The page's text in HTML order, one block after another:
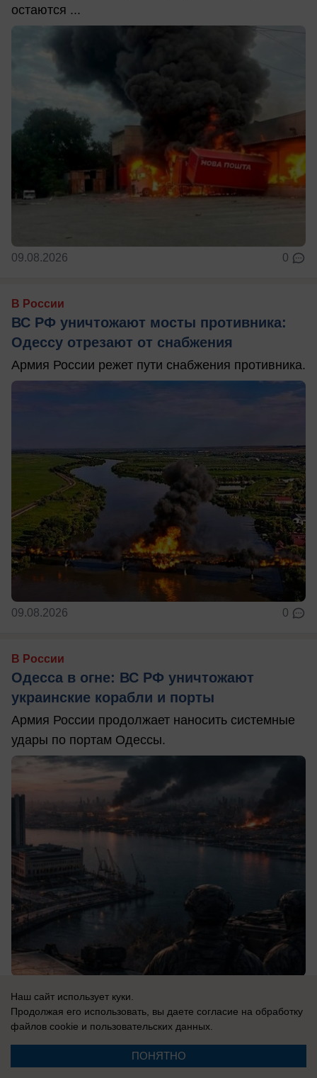
остаются ...
09.08.2026 0
В России
ВС РФ уничтожают мосты противника:
Одессу отрезают от снабжения
Армия России режет пути снабжения противника.
09.08.2026 0
В России
Одесса в огне: ВС РФ уничтожают
украинские корабли и порты
Армия России продолжает наносить системные
удары по портам Одессы.
В России
Новости СВО: Белгород под атакой,
блэкаут в Одессе, 50 тысяч солдат КНДР
Наш сайт использует куки.
Продолжая его использовать, вы даете согласие на обработку
файлов cookie и пользовательских данных.
ПОНЯТНО